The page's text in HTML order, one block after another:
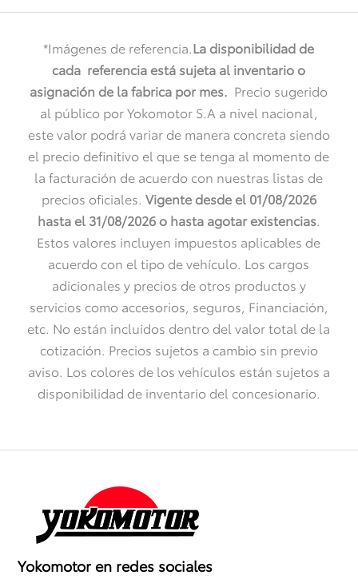
*Imágenes de referencia.La disponibilidad de
cada referencia está sujeta al inventario o
asignación de la fabrica por mes. Precio sugerido
al público por Yokomotor S.A a nivel nacional,
este valor podrá variar de manera concreta siendo
el precio definitivo el que se tenga al momento de
la facturación de acuerdo con nuestras listas de
precios oficiales. Vigente desde el 01/08/2026
hasta el 31/08/2026 o hasta agotar existencias.
Estos valores incluyen impuestos aplicables de
acuerdo con el tipo de vehículo. Los cargos
adicionales y precios de otros productos y
servicios como accesorios, seguros, Financiación,
etc. No están incluidos dentro del valor total de la
cotización. Precios sujetos a cambio sin previo
aviso. Los colores de los vehículos están sujetos a
disponibilidad de inventario del concesionario.
Yokomotor en redes sociales